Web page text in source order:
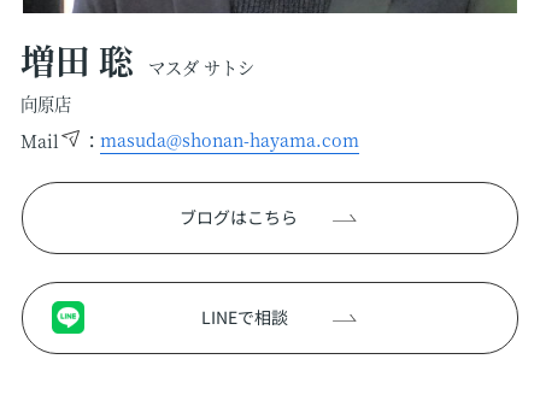
増田 聡
マスダ サトシ
向原店
Mail
：masuda@shonan-hayama.com
ブログはこちら
LINEで相談